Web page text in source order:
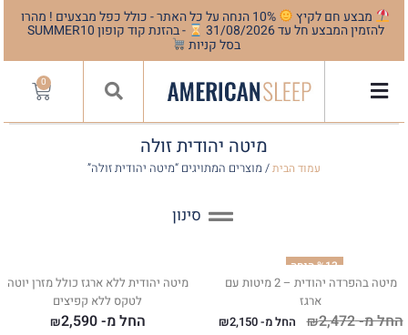
מבצע חם לקיץ 10% הנחה על כל האתר - כולל כפל מבצעים ! מהרו
להזמין המבצע חל עד 31/08/2026 - בהזנת קוד קופון SUMMER10
בסל קניות
0
מיטה יהודית זולה
עמוד הבית/ מוצרים המתויגים “מיטה יהודית זולה”
סינון
%13 הנחה
מיטה בהפרדה יהודית – 2 מיטות עם
ארגז
החל מ- ₪2,472 החל מ- ₪2,150
מיטה יהודית ללא ארגז כולל מזרן יוטה
לטקס ללא קפיצים
החל מ- ₪2,590